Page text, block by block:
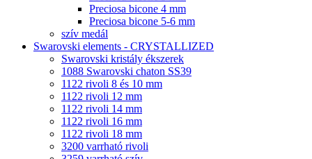
Preciosa bicone 4 mm
Preciosa bicone 5-6 mm
szív medál
Swarovski elements - CRYSTALLIZED
Swarovski kristály ékszerek
1088 Swarovski chaton SS39
1122 rivoli 8 és 10 mm
1122 rivoli 12 mm
1122 rivoli 14 mm
1122 rivoli 16 mm
1122 rivoli 18 mm
3200 varrható rivoli